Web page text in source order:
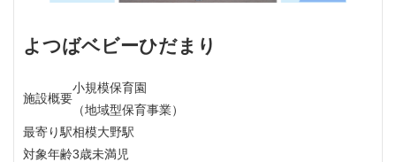
よつばベビーひだまり
施設概要
小規模保育園
（地域型保育事業）
最寄り駅相模大野駅
対象年齢3歳未満児